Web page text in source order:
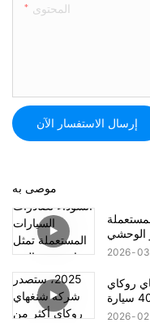
المحتوى
إرسال الاستفسار الآن
موصى به
2026 03
روكاي
2026 02